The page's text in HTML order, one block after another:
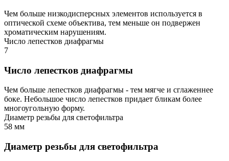
Чем больше низкодисперсных элементов используется в
оптической схеме объектива, тем меньше он подвержен
хроматическим нарушениям.
Число лепестков диафрагмы
7
Число лепестков диафрагмы
Чем больше лепестков диафрагмы - тем мягче и сглаженнее
боке. Небольшое число лепестков придает бликам более
многоугольную форму.
Диаметр резьбы для светофильтра
58 мм
Диаметр резьбы для светофильтра